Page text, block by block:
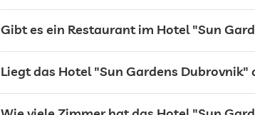
Terrasse
Wäscheservice
Gibt es ein Restaurant im Hotel "Sun
Liegt das Hotel "Sun Gardens Dubrovnik"